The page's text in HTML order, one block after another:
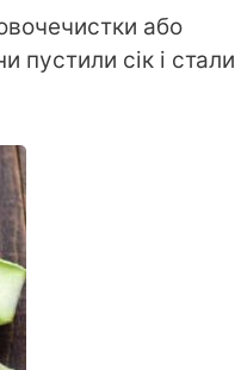
або
пустили сік і стали